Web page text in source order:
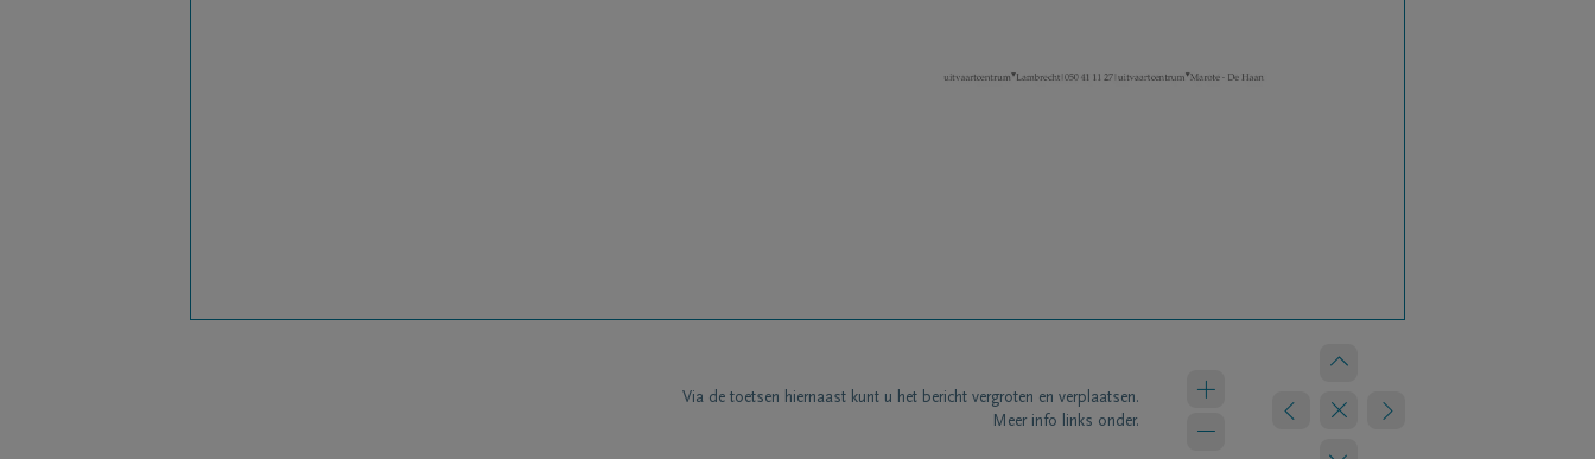
Via de toetsen hiernaast kunt u het bericht vergroten en verplaatsen.
Meer info links onder.